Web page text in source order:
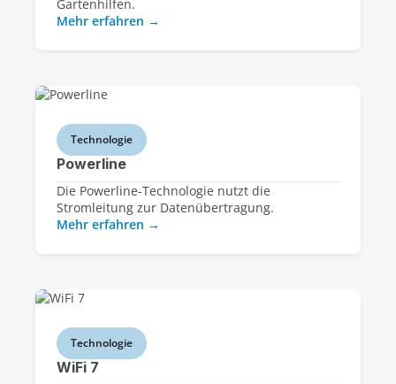
Gartenhilfen.
Mehr erfahren
Technologie
Powerline
Die Powerline-Technologie nutzt die
Stromleitung zur Datenübertragung.
Mehr erfahren
Technologie
WiFi 7